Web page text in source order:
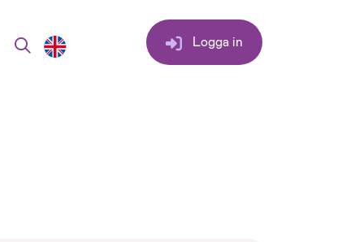
Logga in